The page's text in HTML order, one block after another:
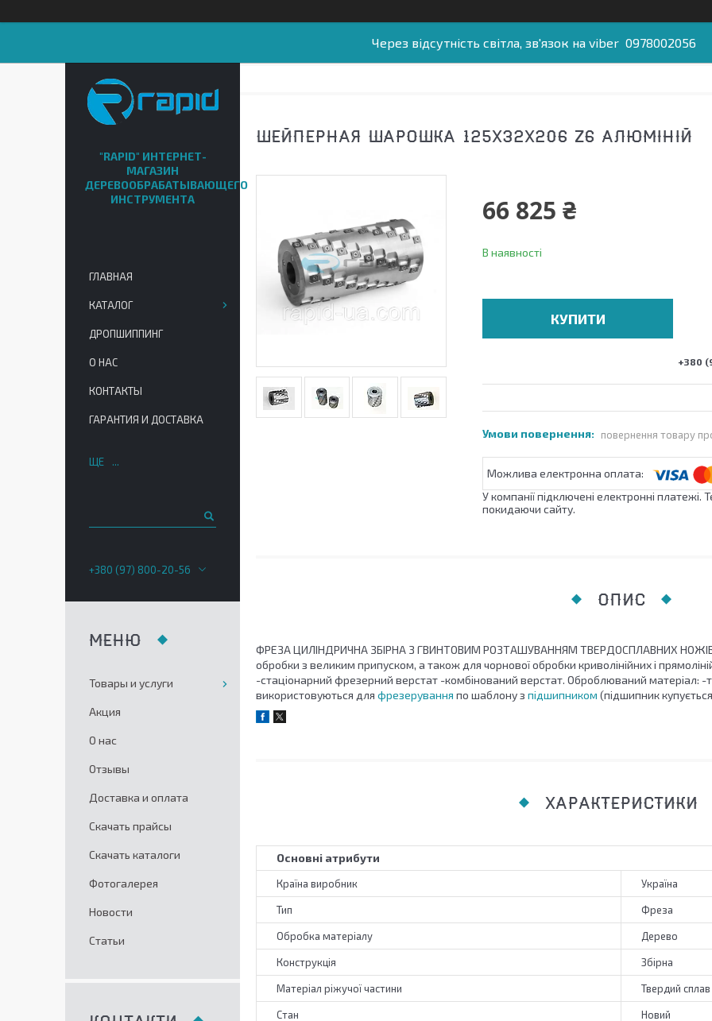
Через відсутність світла, зв'язок на viber 0978002056
ШЕЙПЕРНАЯ ШАРОШКА 125Х32Х206 Z6 АЛЮМІНІЙ
66 825 ₴
В наявності
КУПИТИ
+380
повернення товару
У компанії підключені електронні
покидаючи сайту.
ОПИС
ФРЕЗА ЦИЛІНДРИЧНА ЗБІРНА З ГВИНТОВИМ РОЗТАШУВАННЯМ ТВЕРДОСПЛАВНИХ
обробки з великим припуском, а також для чорнової обробки криволінійних і
-стаціонарний фрезерний верстат -комбінований верстат. Оброблюваний
використовуються для фрезерування по шаблону з підшипником (підшипник
ХАРАКТЕРИСТИКИ
Основні атрибути
Країна виробник Україна
Тип Фреза
Обробка матеріалу Дерево
Конструкція Збірна
Матеріал ріжучої частини Твердий сплав
Стан Новий
"RAPID" ИНТЕРНЕТ-
МАГАЗИН
ДЕРЕВООБРАБАТЫВАЮЩЕГО
ИНСТРУМЕНТА
ГЛАВНАЯ
КАТАЛОГ
ДРОПШИППИНГ
О НАС
КОНТАКТЫ
ГАРАНТИЯ И ДОСТАВКА
ЩЕ
+380 (97) 800-20-56
Товары и услуги
Акция
О нас
Отзывы
Доставка и оплата
Скачать прайсы
Скачать каталоги
Фотогалерея
Новости
Статьи